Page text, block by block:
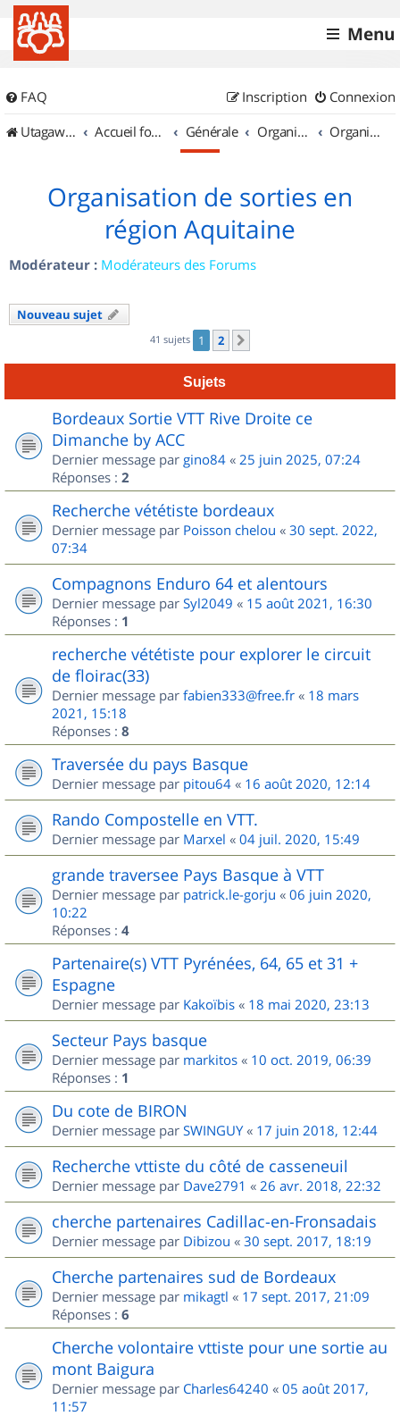
Menu
FAQ Connexion
Inscription
UtagawaVTT (Randos VTT et VTTAE avec traces GPS)
Accueil forum Générale Organisation de sorties & Recherche de partenaires Organisation de sorties en région Aquitaine
Organisation de sorties en
région Aquitaine
Modérateur : Modérateurs des Forums
Nouveau sujet
41 sujets 1 2
Sujets
Bordeaux Sortie VTT Rive Droite ce
Dimanche by ACC
Dernier message par gino84 « 25 juin 2025, 07:24
Réponses : 2
Recherche vététiste bordeaux
Dernier message par Poisson chelou « 30 sept. 2022,
07:34
Compagnons Enduro 64 et alentours
Dernier message par Syl2049 « 15 août 2021, 16:30
Réponses : 1
recherche vététiste pour explorer le circuit
de floirac(33)
Dernier message par fabien333@free.fr « 18 mars
2021, 15:18
Réponses : 8
Traversée du pays Basque
Dernier message par pitou64 « 16 août 2020, 12:14
Rando Compostelle en VTT.
Dernier message par Marxel « 04 juil. 2020, 15:49
grande traversee Pays Basque à VTT
Dernier message par patrick.le-gorju « 06 juin 2020,
10:22
Réponses : 4
Partenaire(s) VTT Pyrénées, 64, 65 et 31 +
Espagne
Dernier message par Kakoïbis « 18 mai 2020, 23:13
Secteur Pays basque
Dernier message par markitos « 10 oct. 2019, 06:39
Réponses : 1
Du cote de BIRON
Dernier message par SWINGUY« 17 juin 2018, 12:44
Recherche vttiste du côté de casseneuil
Dernier message par Dave2791 « 26 avr. 2018, 22:32
cherche partenaires Cadillac-en-Fronsadais
Dernier message par Dibizou « 30 sept. 2017, 18:19
Cherche partenaires sud de Bordeaux
Dernier message par mikagtl « 17 sept. 2017, 21:09
Réponses : 6
Cherche volontaire vttiste pour une sortie au
mont Baigura
Dernier message par Charles64240 « 05 août 2017,
11:57